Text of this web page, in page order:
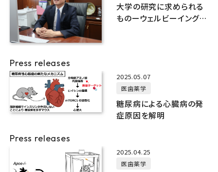
大学の研究に求められる
ものーウェルビーイングと
Press releases
2025.05.07
医歯薬学
糖尿病による心臓病の発
症原因を解明
Press releases
2025.04.25
医歯薬学